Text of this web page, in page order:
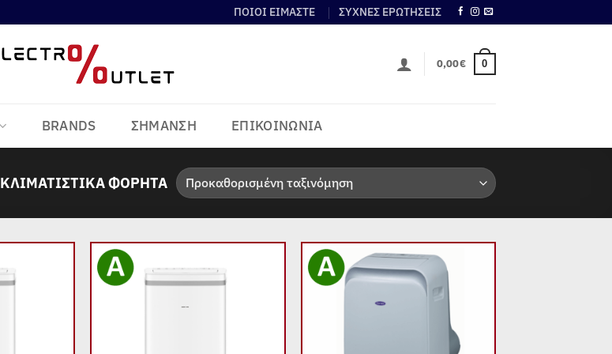
ΠΟΙΟΙ ΕΙΜΑΣΤΕ ΣΥΧΝΕΣ ΕΡΩΤΗΣΕΙΣ
0,00€ 0
BRANDS ΣΗΜΑΝΣΗ ΕΠΙΚΟΙΝΩΝΙΑ
ΚΛΙΜΑΤΙΣΤΙΚΆ ΦΟΡΗΤΆ
wishlist